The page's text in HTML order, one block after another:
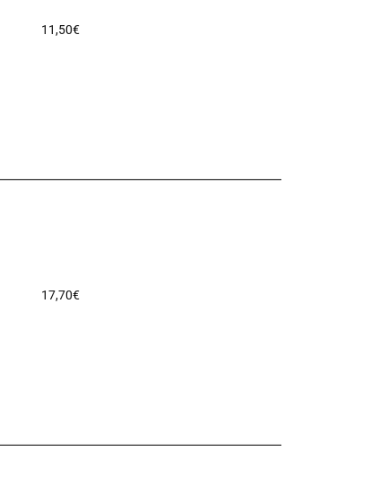
11,50€
17,70€